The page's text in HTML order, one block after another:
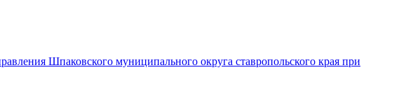
Шпаковского муниципального округа ставропольского края при